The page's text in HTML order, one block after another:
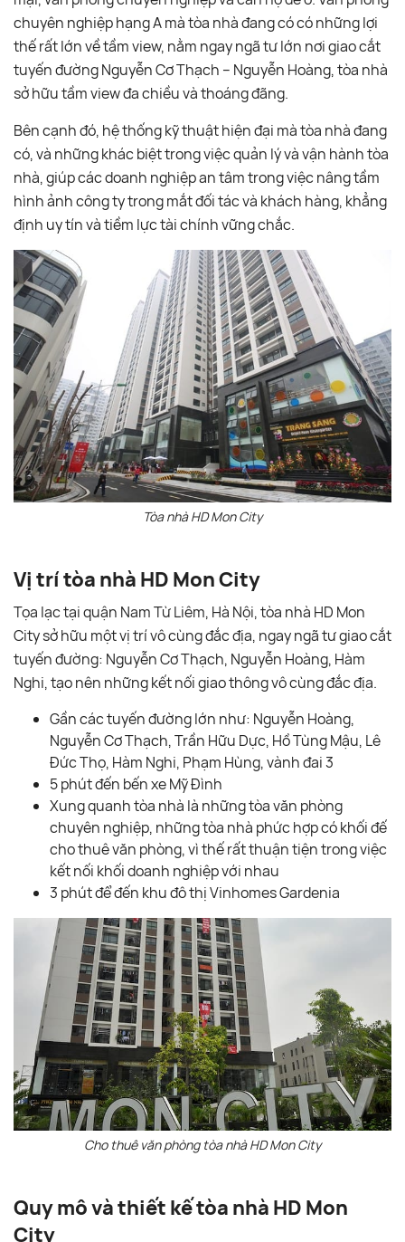
chuyên nghiệp hạng A mà tòa nhà đang có có những lợi
thế rất lớn về tầm view, nằm ngay ngã tư lớn nơi giao cắt
tuyến đường Nguyễn Cơ Thạch – Nguyễn Hoàng, tòa nhà
sở hữu tầm view đa chiều và thoáng đãng.
Bên cạnh đó, hệ thống kỹ thuật hiện đại mà tòa nhà đang
có, và những khác biệt trong việc quản lý và vận hành tòa
nhà, giúp các doanh nghiệp an tâm trong việc nâng tầm
hình ảnh công ty trong mắt đối tác và khách hàng, khẳng
định uy tín và tiềm lực tài chính vững chắc.
Tòa nhà HD Mon City
Vị trí tòa nhà HD Mon City
Tọa lạc tại quận Nam Từ Liêm, Hà Nội, tòa nhà HD Mon
City sở hữu một vị trí vô cùng đắc địa, ngay ngã tư giao cắt
tuyến đường: Nguyễn Cơ Thạch, Nguyễn Hoàng, Hàm
Nghi, tạo nên những kết nối giao thông vô cùng đắc địa.
Gần các tuyến đường lớn như: Nguyễn Hoàng,
Nguyễn Cơ Thạch, Trần Hữu Dực, Hồ Tùng Mậu, Lê
Đức Thọ, Hàm Nghi, Phạm Hùng, vành đai 3
5 phút đến bến xe Mỹ Đình
Xung quanh tòa nhà là những tòa văn phòng
chuyên nghiệp, những tòa nhà phức hợp có khối đế
cho thuê văn phòng, vì thế rất thuận tiện trong việc
kết nối khối doanh nghiệp với nhau
3 phút để đến khu đô thị Vinhomes Gardenia
Cho thuê văn phòng tòa nhà HD Mon City
Quy mô và thiết kế tòa nhà HD Mon
City